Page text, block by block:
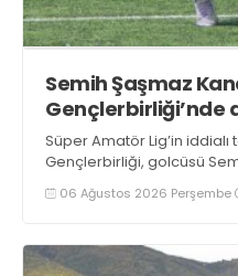
Semih Şaşmaz
Gençlerbirliği’nde
Süper Amatör Lig’in iddialı
Gençlerbirliği, golcüsü
06 Ağustos 2026 Perşembe